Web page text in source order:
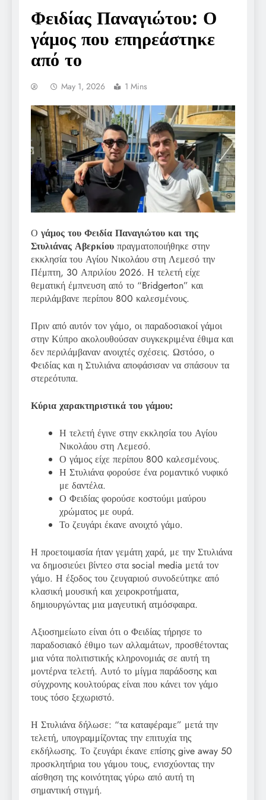
Φειδίας Παναγιώτου: Ο
γάμος που επηρεάστηκε
από το
May 1, 2026 1 Mins
Ο γάμος του Φειδία Παναγιώτου και της
Στυλιάνας Αβερκίου πραγματοποιήθηκε στην
εκκλησία του Αγίου Νικολάου στη Λεμεσό την
Πέμπτη, 30 Απριλίου 2026. Η τελετή είχε
θεματική έμπνευση από το “Bridgerton” και
περιλάμβανε περίπου 800 καλεσμένους.
Πριν από αυτόν τον γάμο, οι παραδοσιακοί γάμοι
στην Κύπρο ακολουθούσαν συγκεκριμένα έθιμα και
δεν περιλάμβαναν ανοιχτές σχέσεις. Ωστόσο, ο
Φειδίας και η Στυλιάνα αποφάσισαν να σπάσουν τα
στερεότυπα.
Κύρια χαρακτηριστικά του γάμου:
Η τελετή έγινε στην εκκλησία του Αγίου
Νικολάου στη Λεμεσό.
Ο γάμος είχε περίπου 800 καλεσμένους.
Η Στυλιάνα φορούσε ένα ρομαντικό νυφικό
με δαντέλα.
Ο Φειδίας φορούσε κοστούμι μαύρου
χρώματος με ουρά.
Το ζευγάρι έκανε ανοιχτό γάμο.
Η προετοιμασία ήταν γεμάτη χαρά, με την Στυλιάνα
να δημοσιεύει βίντεο στα social media μετά τον
γάμο. Η έξοδος του ζευγαριού συνοδεύτηκε από
κλασική μουσική και χειροκροτήματα,
δημιουργώντας μια μαγευτική ατμόσφαιρα.
Αξιοσημείωτο είναι ότι ο Φειδίας τήρησε το
παραδοσιακό έθιμο των αλλαμάτων, προσθέτοντας
μια νότα πολιτιστικής κληρονομιάς σε αυτή τη
μοντέρνα τελετή. Αυτό το μίγμα παράδοσης και
σύγχρονης κουλτούρας είναι που κάνει τον γάμο
τους τόσο ξεχωριστό.
Η Στυλιάνα δήλωσε: “τα καταφέραμε” μετά την
τελετή, υπογραμμίζοντας την επιτυχία της
εκδήλωσης. Το ζευγάρι έκανε επίσης give away 50
προσκλητήρια του γάμου τους, ενισχύοντας την
αίσθηση της κοινότητας γύρω από αυτή τη
σημαντική στιγμή.